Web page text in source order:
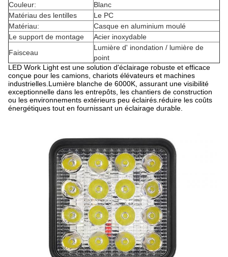
Couleur:
Blanc
Matériau des lentilles
Le PC
Matériau:
Casque en aluminium moulé
Le support de montage
Acier inoxydable
Faisceau
Lumière d' inondation / lumière de
point
LED Work Light est une solution d'éclairage robuste et efficace
conçue pour les camions, chariots élévateurs et machines
industrielles.Lumière blanche de 6000K, assurant une visibilité
exceptionnelle dans les entrepôts, les chantiers de construction
ou les environnements extérieurs peu éclairés.réduire les coûts
énergétiques tout en fournissant un éclairage durable.